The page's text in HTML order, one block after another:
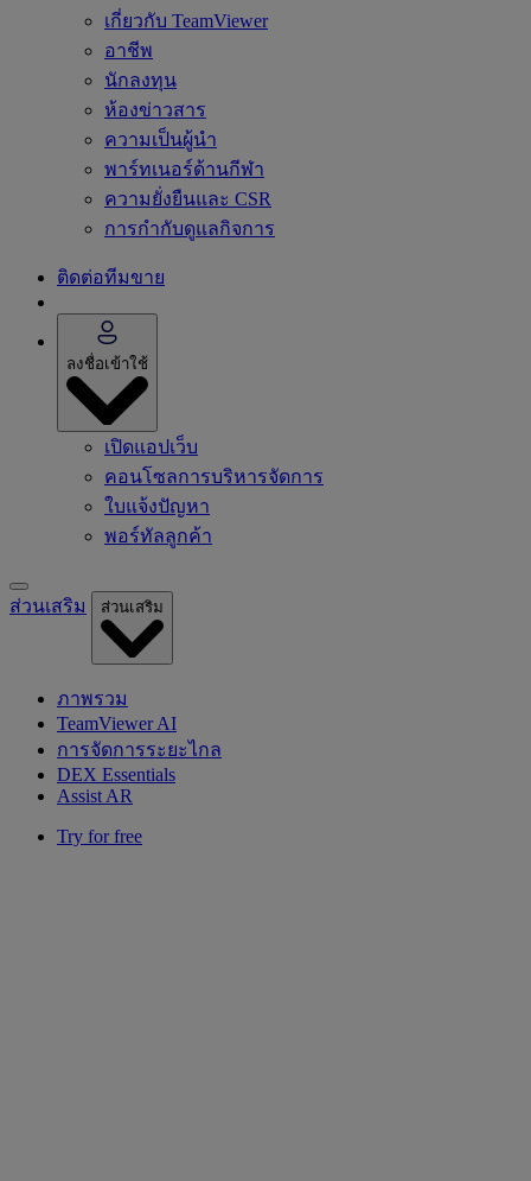
เกี่ยวกับ TeamViewer
อาชีพ
นักลงทุน
ห้องข่าวสาร
ความเป็นผู้นำ
พาร์ทเนอร์ด้านกีฬา
ความยั่งยืนและ CSR
การกำกับดูแลกิจการ
ติดต่อทีมขาย
ลงชื่อเข้าใช้
เปิดแอปเว็บ
คอนโซลการบริหารจัดการ
ใบแจ้งปัญหา
พอร์ทัลลูกค้า
ส่วนเสริม ส่วนเสริม
ภาพรวม
TeamViewer AI
การจัดการระยะไกล
DEX Essentials
Assist AR
Try for free